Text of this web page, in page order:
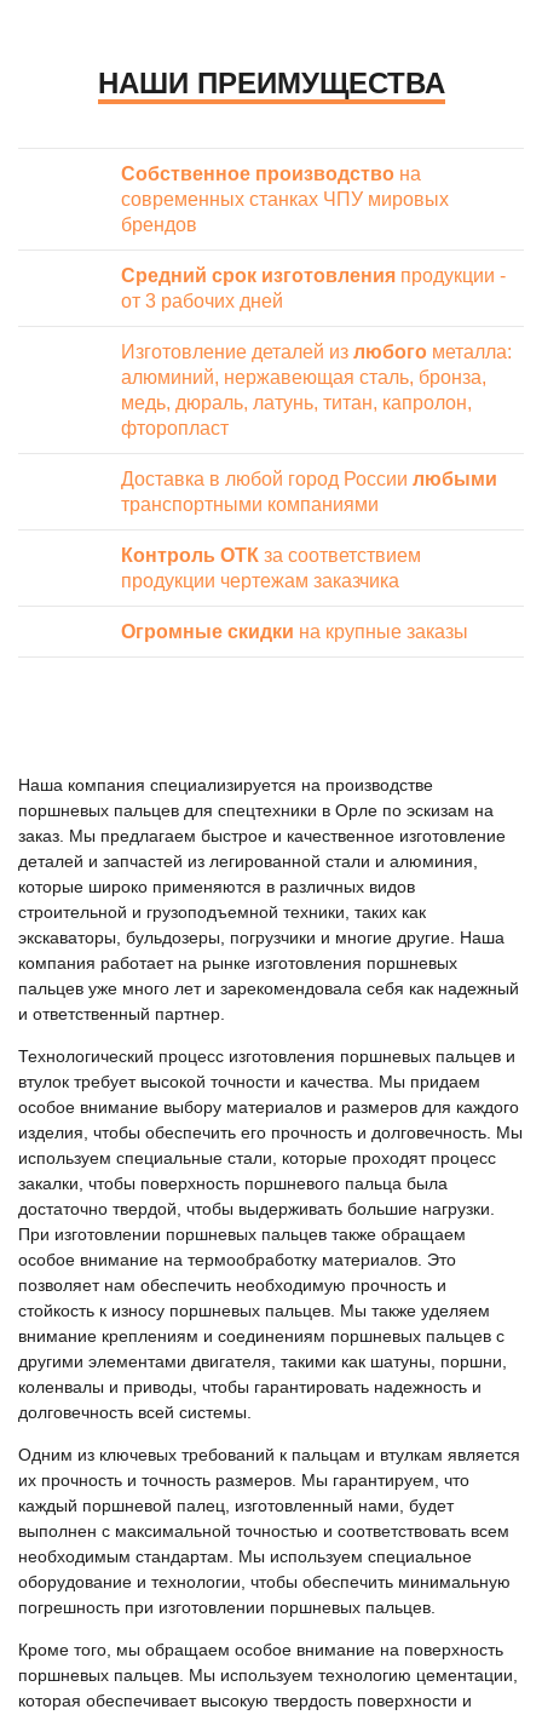
НАШИ ПРЕИМУЩЕСТВА
Собственное производство на
современных станках ЧПУ мировых
брендов
Средний срок изготовления продукции -
от 3 рабочих дней
Изготовление деталей из любого металла:
алюминий, нержавеющая сталь, бронза,
медь, дюраль, латунь, титан, капролон,
фторопласт
Доставка в любой город России любыми
транспортными компаниями
Контроль ОТК за соответствием
продукции чертежам заказчика
Огромные скидки на крупные заказы
Наша компания специализируется на производстве
поршневых пальцев для спецтехники в Орле по эскизам на
заказ. Мы предлагаем быстрое и качественное изготовление
деталей и запчастей из легированной стали и алюминия,
которые широко применяются в различных видов
строительной и грузоподъемной техники, таких как
экскаваторы, бульдозеры, погрузчики и многие другие. Наша
компания работает на рынке изготовления поршневых
пальцев уже много лет и зарекомендовала себя как надежный
и ответственный партнер.
Технологический процесс изготовления поршневых пальцев и
втулок требует высокой точности и качества. Мы придаем
особое внимание выбору материалов и размеров для каждого
изделия, чтобы обеспечить его прочность и долговечность. Мы
используем специальные стали, которые проходят процесс
закалки, чтобы поверхность поршневого пальца была
достаточно твердой, чтобы выдерживать большие нагрузки.
При изготовлении поршневых пальцев также обращаем
особое внимание на термообработку материалов. Это
позволяет нам обеспечить необходимую прочность и
стойкость к износу поршневых пальцев. Мы также уделяем
внимание креплениям и соединениям поршневых пальцев с
другими элементами двигателя, такими как шатуны, поршни,
коленвалы и приводы, чтобы гарантировать надежность и
долговечность всей системы.
Одним из ключевых требований к пальцам и втулкам является
их прочность и точность размеров. Мы гарантируем, что
каждый поршневой палец, изготовленный нами, будет
выполнен с максимальной точностью и соответствовать всем
необходимым стандартам. Мы используем специальное
оборудование и технологии, чтобы обеспечить минимальную
погрешность при изготовлении поршневых пальцев.
Кроме того, мы обращаем особое внимание на поверхность
поршневых пальцев. Мы используем технологию цементации,
которая обеспечивает высокую твердость поверхности и